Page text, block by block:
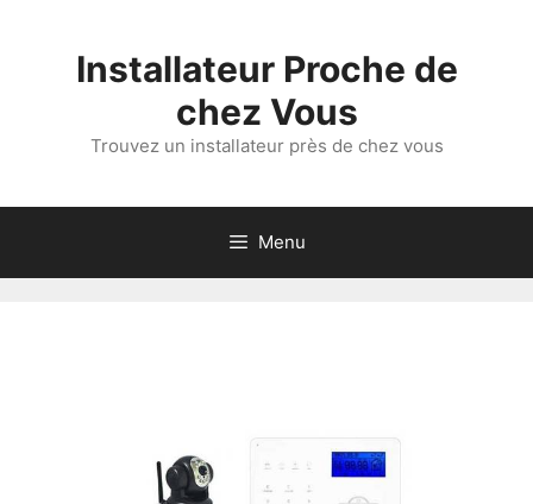
Installateur Proche de
chez Vous
Trouvez un installateur près de chez vous
Menu